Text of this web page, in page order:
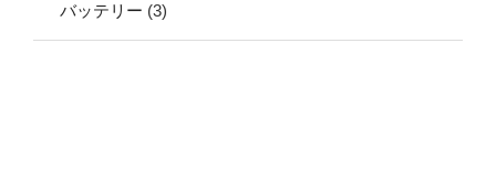
バッテリー (3)